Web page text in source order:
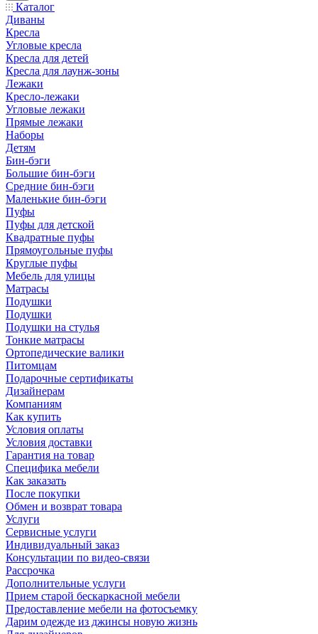
Каталог
Диваны
Кресла
Угловые кресла
Кресла для детей
Кресла для лаунж-зоны
Лежаки
Кресло-лежаки
Угловые лежаки
Прямые лежаки
Наборы
Детям
Бин-бэги
Большие бин-бэги
Средние бин-бэги
Маленькие бин-бэги
Пуфы
Пуфы для детской
Квадратные пуфы
Прямоугольные пуфы
Круглые пуфы
Мебель для улицы
Матрасы
Подушки
Подушки
Подушки на стулья
Тонкие матрасы
Ортопедические валики
Питомцам
Подарочные сертификаты
Дизайнерам
Компаниям
Как купить
Условия оплаты
Условия доставки
Гарантия на товар
Специфика мебели
Как заказать
После покупки
Обмен и возврат товара
Услуги
Сервисные услуги
Индивидуальный заказ
Консультации по видео-связи
Рассрочка
Дополнительные услуги
Прием старой бескаркасной мебели
Предоставление мебели на фотосъемку
Дарим одежде из джинсы новую жизнь